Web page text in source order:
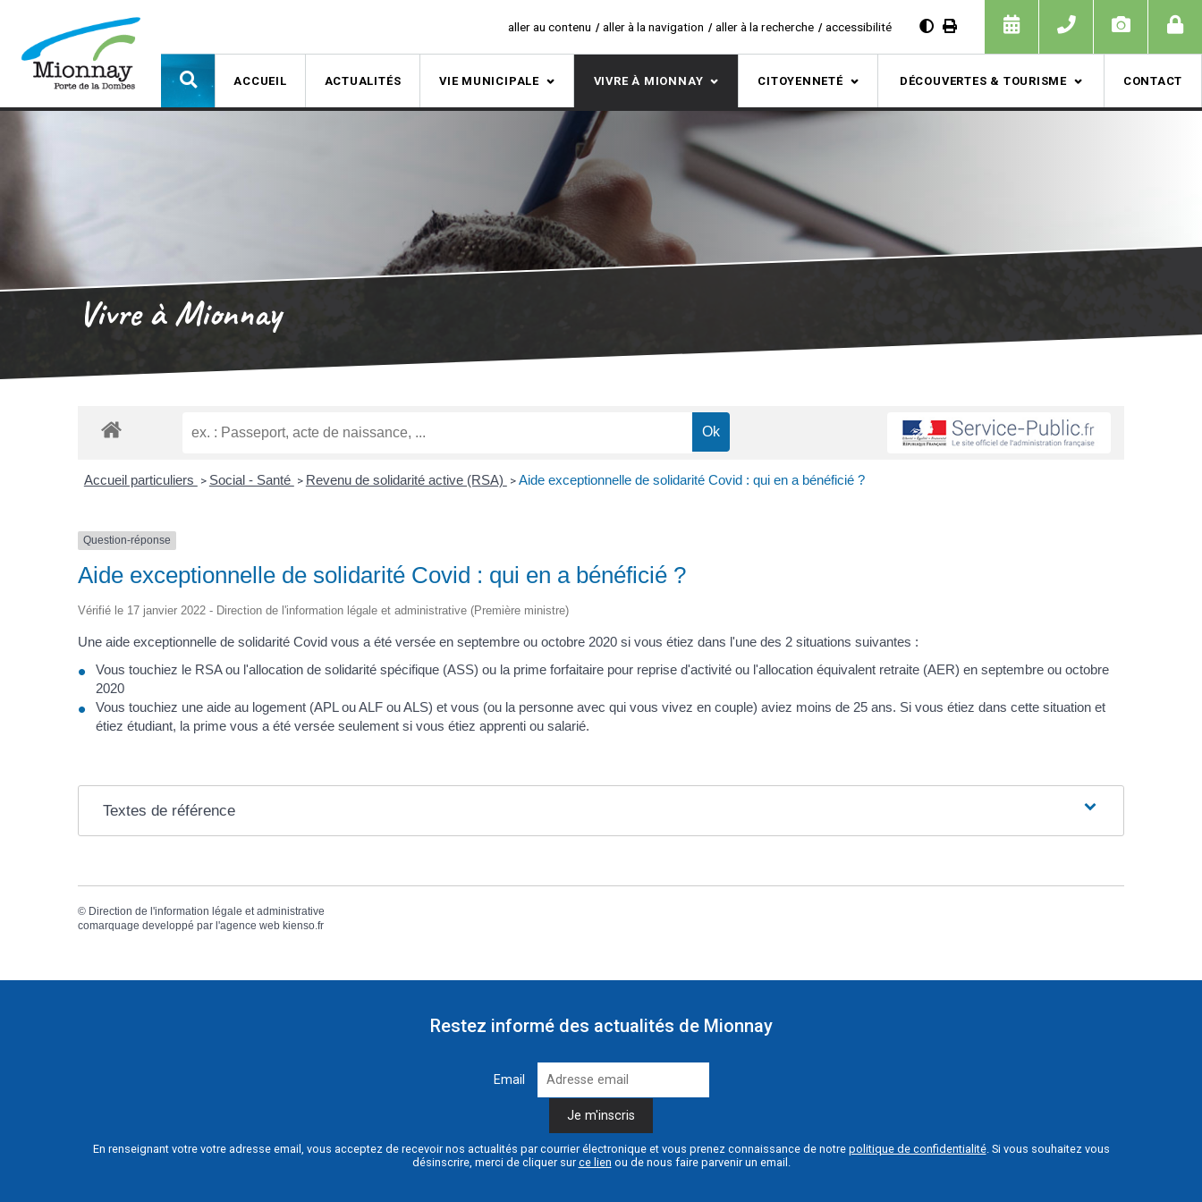
aller au contenu aller à la navigation aller à la recherche accessibilité
ACCUEIL ACTUALITÉS VIE MUNICIPALE VIVRE À MIONNAY CITOYENNETÉ DÉCOUVERTES & TOURISME CONTACT
Vivre à Mionnay
Accueil particuliers > Social - Santé > Revenu de solidarité active (RSA) > Aide exceptionnelle de solidarité Covid : qui en a bénéficié ?
Question-réponse
Aide exceptionnelle de solidarité Covid : qui en a bénéficié ?
Vérifié le 17 janvier 2022 - Direction de l'information légale et administrative (Première ministre)
Une aide exceptionnelle de solidarité Covid vous a été versée en septembre ou octobre 2020 si vous étiez dans l'une des 2 situations suivantes :
Vous touchiez le RSA ou l'allocation de solidarité spécifique (ASS) ou la prime forfaitaire pour reprise d'activité ou l'allocation équivalent retraite (AER) en septembre ou octobre
2020
Vous touchiez une aide au logement (APL ou ALF ou ALS) et vous (ou la personne avec qui vous vivez en couple) aviez moins de 25 ans. Si vous étiez dans cette situation et
étiez étudiant, la prime vous a été versée seulement si vous étiez apprenti ou salarié.
Textes de référence
© Direction de l'information légale et administrative
comarquage developpé par l'agence web kienso.fr
Restez informé des actualités de Mionnay
Email
En renseignant votre votre adresse email, vous acceptez de recevoir nos actualités par courrier électronique et vous prenez connaissance de notre politique de confidentialité. Si vous souhaitez vous
désinscrire, merci de cliquer surce lien ou de nous faire parvenir un email.